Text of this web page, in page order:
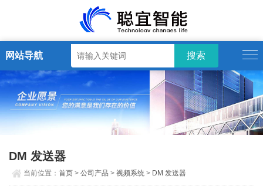
网站导航
DM 发送器
当前位置：首页 >公司产品 >视频系统 > DM 发送器